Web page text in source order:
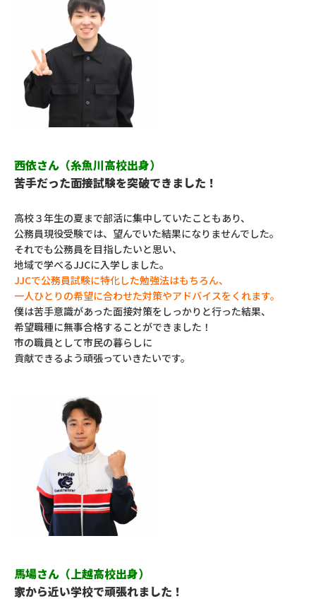
西依さん（糸魚川高校出身）
苦手だった面接試験を突破できました！
高校３年生の夏まで部活に集中していたこともあり、
公務員現役受験では、望んでいた結果になりませんでした。
それでも公務員を目指したいと思い、
地域で学べるJJCに入学しました。
JJCで公務員試験に特化した勉強法はもちろん、
一人ひとりの希望に合わせた対策やアドバイスをくれます。
僕は苦手意識があった面接対策をしっかりと行った結果、
希望職種に無事合格することができました！
市の職員として市民の暮らしに
貢献できるよう頑張っていきたいです。
馬場さん（上越高校出身）
家から近い学校で頑張れました！